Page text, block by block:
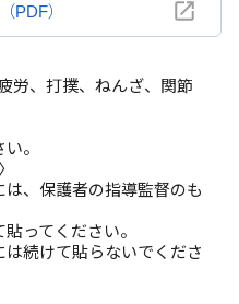
PDF）
労、打撲、ねんざ、関節
。
は、保護者の指導監督のも
ってください。
は続けて貼らないでくださ